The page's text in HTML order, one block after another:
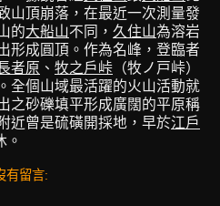
山頂崩落，在最近一次測量發
的大船山不同， 久住山為溶岩
形成圓頂。作為名峰，登臨者
者原 、 牧之戶峠 （牧ノ戸峠）
全個山域最活躍的火山活動就
之砂礫填平形成廣闊的平原稱
近曾是硫磺開採地，早於江戶
。
有留言: